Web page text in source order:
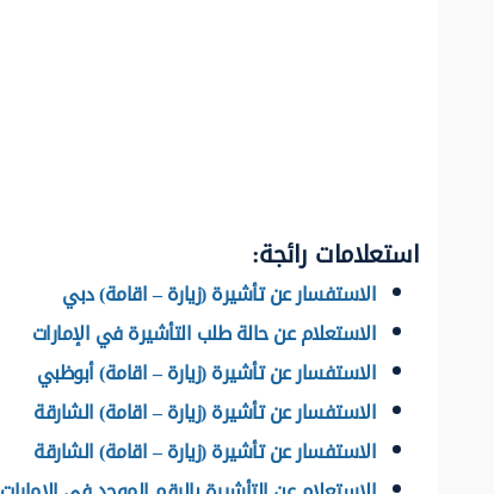
استعلامات رائجة:
الاستفسار عن تأشيرة (زيارة – اقامة) دبي
الاستعلام عن حالة طلب التأشيرة في الإمارات
الاستفسار عن تأشيرة (زيارة – اقامة) أبوظبي
الاستفسار عن تأشيرة (زيارة – اقامة) الشارقة
الاستفسار عن تأشيرة (زيارة – اقامة) الشارقة